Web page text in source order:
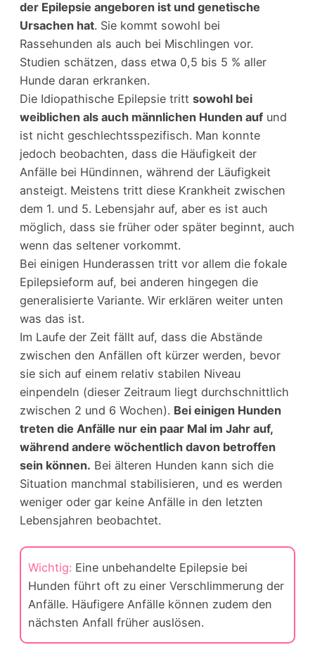
der Epilepsie angeboren ist und genetische
Ursachen hat. Sie kommt sowohl bei
Rassehunden als auch bei Mischlingen vor.
Studien schätzen, dass etwa 0,5 bis 5 % aller
Hunde daran erkranken.
Die Idiopathische Epilepsie tritt sowohl bei
weiblichen als auch männlichen Hunden auf und
ist nicht geschlechtsspezifisch. Man konnte
jedoch beobachten, dass die Häufigkeit der
Anfälle bei Hündinnen, während der Läufigkeit
ansteigt. Meistens tritt diese Krankheit zwischen
dem 1. und 5. Lebensjahr auf, aber es ist auch
möglich, dass sie früher oder später beginnt, auch
wenn das seltener vorkommt.
Bei einigen Hunderassen tritt vor allem die fokale
Epilepsieform auf, bei anderen hingegen die
generalisierte Variante. Wir erklären weiter unten
was das ist.
Im Laufe der Zeit fällt auf, dass die Abstände
zwischen den Anfällen oft kürzer werden, bevor
sie sich auf einem relativ stabilen Niveau
einpendeln (dieser Zeitraum liegt durchschnittlich
zwischen 2 und 6 Wochen). Bei einigen Hunden
treten die Anfälle nur ein paar Mal im Jahr auf,
während andere wöchentlich davon betroffen
sein können. Bei älteren Hunden kann sich die
Situation manchmal stabilisieren, und es werden
weniger oder gar keine Anfälle in den letzten
Lebensjahren beobachtet.
Wichtig: Eine unbehandelte Epilepsie bei
Hunden führt oft zu einer Verschlimmerung der
Anfälle. Häufigere Anfälle können zudem den
nächsten Anfall früher auslösen.